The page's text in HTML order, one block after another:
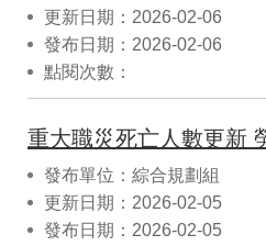
更新日期：2026-02-06
發布日期：2026-02-06
點閱次數：
發布單位：綜合規劃組
更新日期：2026-02-05
發布日期：2026-02-05